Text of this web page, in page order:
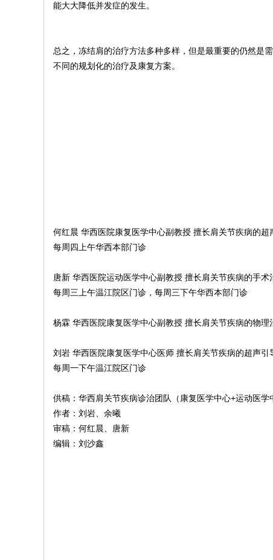
能大大降低并发症的发生。
总之，冻结肩的治疗方法多种多样，但是最重要的仍然是
不同的规划化的治疗及康复方案。
何红晨 华西医院康复医学中心副教授 擅长肩关节疾病的超
每周四上午华西本部门诊
唐新 华西医院运动医学中心副教授 擅长肩关节疾病的手术
每周三上午温江院区门诊，每周三下午华西本部门诊
杨霖 华西医院康复医学中心副教授 擅长肩关节疾病的物理
刘岩 华西医院康复医学中心医师 擅长肩关节疾病的超声引
每周一下午温江院区门诊
供稿：华西肩关节疾病诊治团队（康复医学中心+运动医学
作者：刘岩、余曦
审稿：何红晨、唐新
编辑：刘沙鑫